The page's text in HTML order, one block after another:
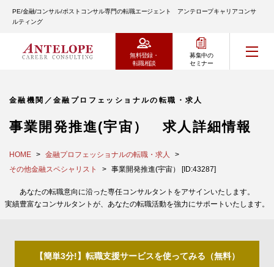
PE/金融/コンサル/ポストコンサル専門の転職エージェント アンテロープキャリアコンサ
ルティング
無料登録・
転職相談
募集中の
セミナー
金融機関／金融プロフェッショナルの転職・求人
事業開発推進(宇宙） 求人詳細情報
HOME
金融プロフェッショナルの転職・求人
その他金融スペシャリスト
事業開発推進(宇宙） [ID:43287]
あなたの転職意向に沿った専任コンサルタントをアサインいたします。
実績豊富なコンサルタントが、あなたの転職活動を強力にサポートいたします。
【簡単3分!】転職支援サービスを使ってみる（無料）